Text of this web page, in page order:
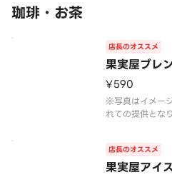
珈琲・お茶
果実屋ブレ
店長のオススメ
¥590
※写真はイメー
れての提供となり
果実屋アイ
店長のオススメ